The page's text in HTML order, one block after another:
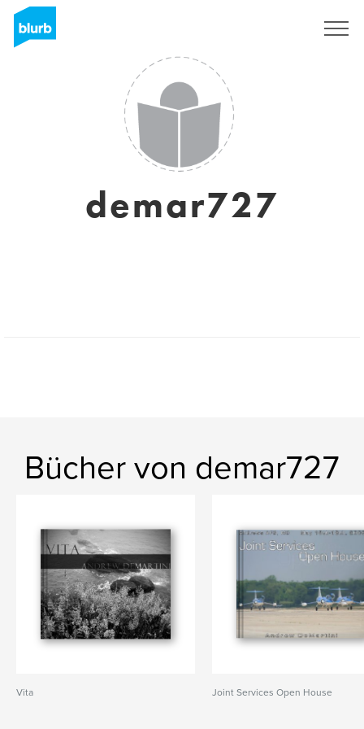
demar727
Bücher von demar727
Vita Joint Services Open House